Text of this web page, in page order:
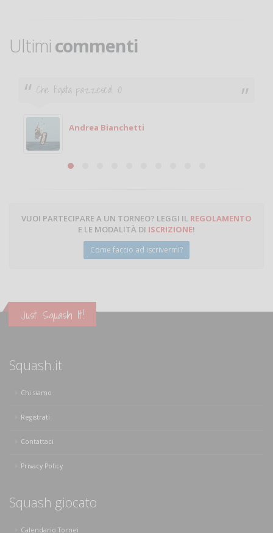
Ultimi commenti
Ciao. Sono a Treviglio da poco e vorrei tornare a
giocare. Se sei in zona e puoi giocare fammi sapere.
Michele
Michele Miglionico
VUOI PARTECIPARE A UN TORNEO? LEGGI IL REGOLAMENTO
E LE MODALITÀ DI ISCRIZIONE!
Come faccio ad iscrivermi?
Just Squash It!
Squash.it
Chi siamo
Registrati
Contattaci
Privacy Policy
Squash giocato
Calendario Tornei